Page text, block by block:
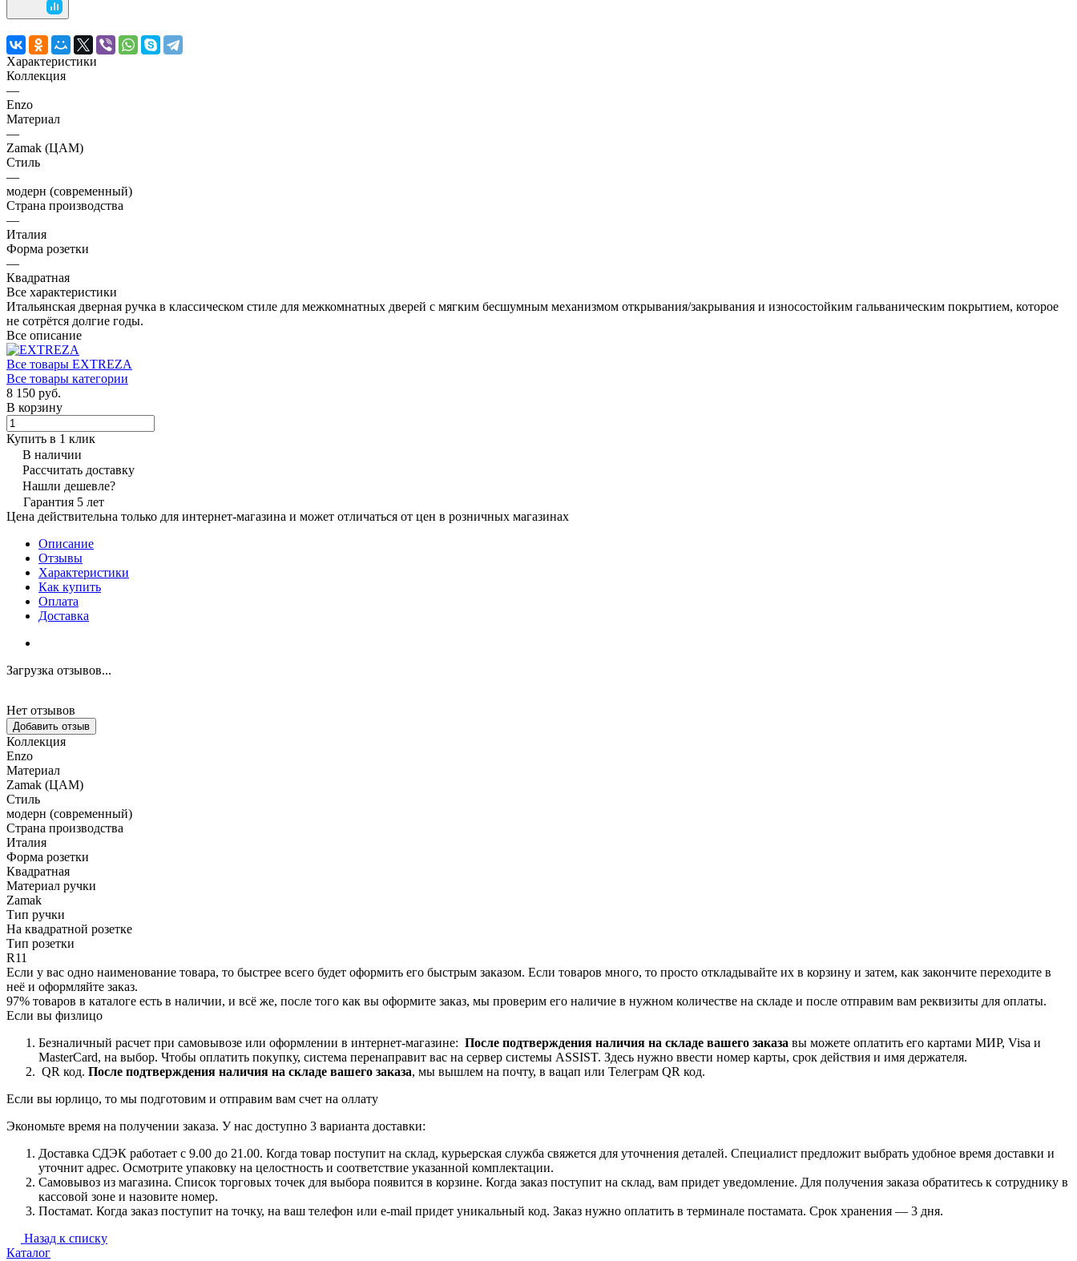
Характеристики
Коллекция
—
Enzo
Материал
—
Zamak (ЦАМ)
Стиль
—
модерн (современный)
Страна производства
—
Италия
Форма розетки
—
Квадратная
Все характеристики
Итальянская дверная ручка в классическом стиле для межкомнатных дверей с мягким бесшумным механизмом открывания/закрывания и износостойким гальваническим покрытием, которое
не сотрётся долгие годы.
Все описание
Все товары EXTREZA
Все товары категории
8 150 руб.
В корзину
Купить в 1 клик
В наличии
Рассчитать доставку
Нашли дешевле?
Гарантия 5 лет
Цена действительна только для интернет-магазина и может отличаться от цен в розничных магазинах
Описание
Отзывы
Характеристики
Как купить
Оплата
Доставка
Загрузка отзывов...
Нет отзывов
Добавить отзыв
Коллекция
Enzo
Материал
Zamak (ЦАМ)
Стиль
модерн (современный)
Страна производства
Италия
Форма розетки
Квадратная
Материал ручки
Zamak
Тип ручки
На квадратной розетке
Тип розетки
R11
Если у вас одно наименование товара, то быстрее всего будет оформить его быстрым заказом. Если товаров много, то просто откладывайте их в корзину и затем, как закончите переходите в
неё и оформляйте заказ.
97% товаров в каталоге есть в наличии, и всё же, после того как вы оформите заказ, мы проверим его наличие в нужном количестве на складе и после отправим вам реквизиты для оплаты.
Если вы физлицо
Безналичный расчет при самовывозе или оформлении в интернет-магазине: После подтверждения наличия на складе вашего заказа вы можете оплатить его картами МИР, Visa и
MasterCard, на выбор. Чтобы оплатить покупку, система перенаправит вас на сервер системы ASSIST. Здесь нужно ввести номер карты, срок действия и имя держателя.
QR код. После подтверждения наличия на складе вашего заказа, мы вышлем на почту, в вацап или Телеграм QR код.
Если вы юрлицо, то мы подготовим и отправим вам счет на оллату
Экономьте время на получении заказа. У нас доступно 3 варианта доставки:
Доставка СДЭК работает с 9.00 до 21.00. Когда товар поступит на склад, курьерская служба свяжется для уточнения деталей. Специалист предложит выбрать удобное время доставки и
уточнит адрес. Осмотрите упаковку на целостность и соответствие указанной комплектации.
Самовывоз из магазина. Список торговых точек для выбора появится в корзине. Когда заказ поступит на склад, вам придет уведомление. Для получения заказа обратитесь к сотруднику в
кассовой зоне и назовите номер.
Постамат. Когда заказ поступит на точку, на ваш телефон или e-mail придет уникальный код. Заказ нужно оплатить в терминале постамата. Срок хранения — 3 дня.
Назад к списку
Каталог